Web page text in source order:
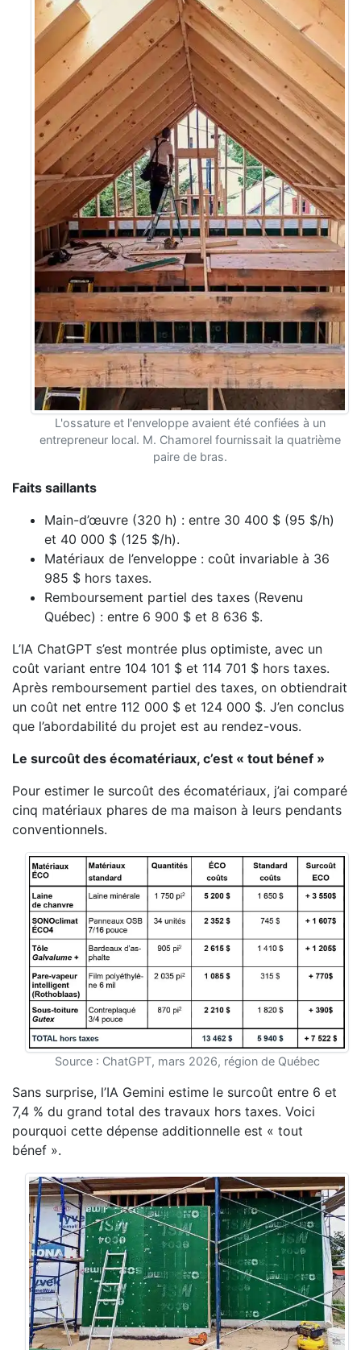
L'ossature et l'enveloppe avaient été confiées à un
entrepreneur local. M. Chamorel fournissait la quatrième
paire de bras.
Faits saillants
Main-d’œuvre (320 h) : entre 30 400 $ (95 $/h)
et 40 000 $ (125 $/h).
Matériaux de l’enveloppe : coût invariable à 36
985 $ hors taxes.
Remboursement partiel des taxes (Revenu
Québec) : entre 6 900 $ et 8 636 $.
L’IA ChatGPT s’est montrée plus optimiste, avec un
coût variant entre 104 101 $ et 114 701 $ hors taxes.
Après remboursement partiel des taxes, on obtiendrait
un coût net entre 112 000 $ et 124 000 $. J’en conclus
que l’abordabilité du projet est au rendez-vous.
Le surcoût des écomatériaux, c’est « tout bénef »
Pour estimer le surcoût des écomatériaux, j’ai comparé
cinq matériaux phares de ma maison à leurs pendants
conventionnels.
Source : ChatGPT, mars 2026, région de Québec
Sans surprise, l’IA Gemini estime le surcoût entre 6 et
7,4 % du grand total des travaux hors taxes. Voici
pourquoi cette dépense additionnelle est « tout
bénef ».